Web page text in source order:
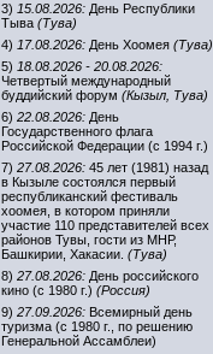
3) 15.08.2026: День Республики
Тыва (Тува)
4) 17.08.2026: День Хоомея (Тува)
5) 18.08.2026 - 20.08.2026:
Четвертый международный
буддийский форум (Кызыл, Тува)
6) 22.08.2026: День
Государственного флага
Российской Федерации (с 1994 г.)
7) 27.08.2026: 45 лет (1981) назад
в Кызыле состоялся первый
республиканский фестиваль
хоомея, в котором приняли
участие 110 представителей всех
районов Тувы, гости из МНР,
Башкирии, Хакасии. (Тува)
8) 27.08.2026: День российского
кино (с 1980 г.) (Россия)
9) 27.09.2026: Всемирный день
туризма (с 1980 г., по решению
Генеральной Ассамблеи)